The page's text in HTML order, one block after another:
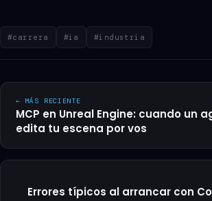
#carrera #ia #industria
← MÁS RECIENTE
MCP en Unreal Engine: cuando un
edita tu escena por vos
Errores típicos al arrancar con